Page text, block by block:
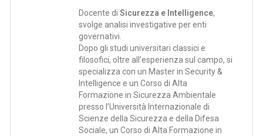
Docente diSicurezza e Intelligence,
svolge analisi investigative per enti
governativi.
Dopo gli studi universitari classici e
filosofici, oltre all’esperienza sul campo, si
specializza con un Master in Security &
Intelligence e un Corso di Alta
Formazione in Sicurezza Ambientale
presso l’Università Internazionale di
Scienze della Sicurezza e della Difesa
Sociale, un Corso di Alta Formazione in